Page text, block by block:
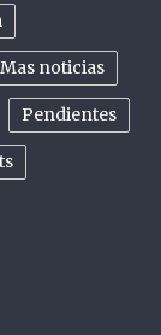
Mas noticias
Pendientes